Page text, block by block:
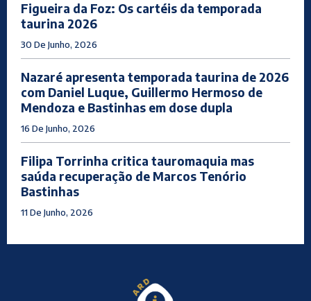
Figueira da Foz: Os cartéis da temporada
taurina 2026
30 De Junho, 2026
Nazaré apresenta temporada taurina de 2026
com Daniel Luque, Guillermo Hermoso de
Mendoza e Bastinhas em dose dupla
16 De Junho, 2026
Filipa Torrinha critica tauromaquia mas
saúda recuperação de Marcos Tenório
Bastinhas
11 De Junho, 2026